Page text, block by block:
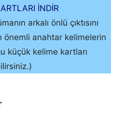
İNDİR
arkalı önlü çıktısını
önemli anahtar kelimelerin
küçük kelime kartları